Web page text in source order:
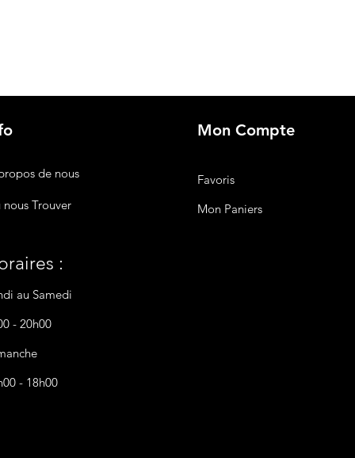
nous Trouver
:
au Samedi
- 20h00
- 18h00
de nous
Mon Compte
Favoris
Mon Paniers